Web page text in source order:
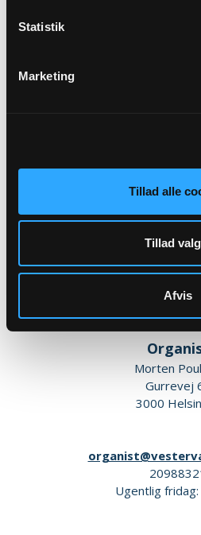
Statistik
Marketing
Tillad alle
Tillad
Afvis
Træffes i kontortiden samt
Morten
Gurrevej
3000
Ugentlig